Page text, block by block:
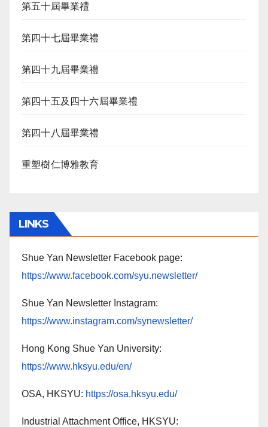
第五十屆畢業禮
第四十七屆畢業禮
第四十九屆畢業禮
第四十五及四十六屆畢業禮
第四十八屆畢業禮
重塑樹仁博雅教育
LINKS
Shue Yan Newsletter Facebook page:
https://www.facebook.com/syu.newsletter/
Shue Yan Newsletter Instagram:
https://www.instagram.com/synewsletter/
Hong Kong Shue Yan University:
https://www.hksyu.edu/en/
OSA, HKSYU: https://osa.hksyu.edu/
Industrial Attachment Office, HKSYU: